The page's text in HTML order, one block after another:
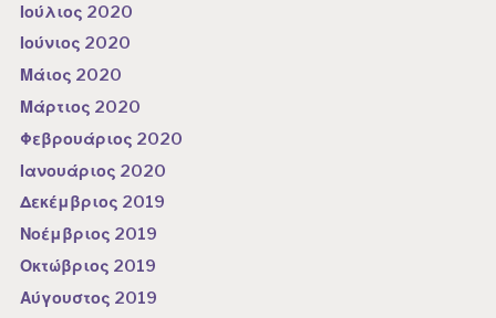
Ιούλιος 2020
Ιούνιος 2020
Μάιος 2020
Μάρτιος 2020
Φεβρουάριος 2020
Ιανουάριος 2020
Δεκέμβριος 2019
Νοέμβριος 2019
Οκτώβριος 2019
Αύγουστος 2019